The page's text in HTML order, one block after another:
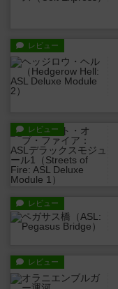
レビュー
レビュー
レビュー
レビュー